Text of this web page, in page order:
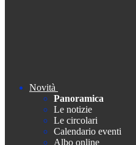
Novità
Panoramica
Le notizie
Le circolari
Calendario eventi
Albo online